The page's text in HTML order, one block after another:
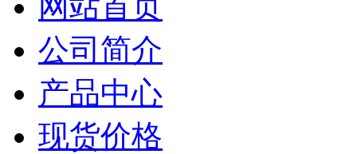
公司简介
产品中心
现货价格